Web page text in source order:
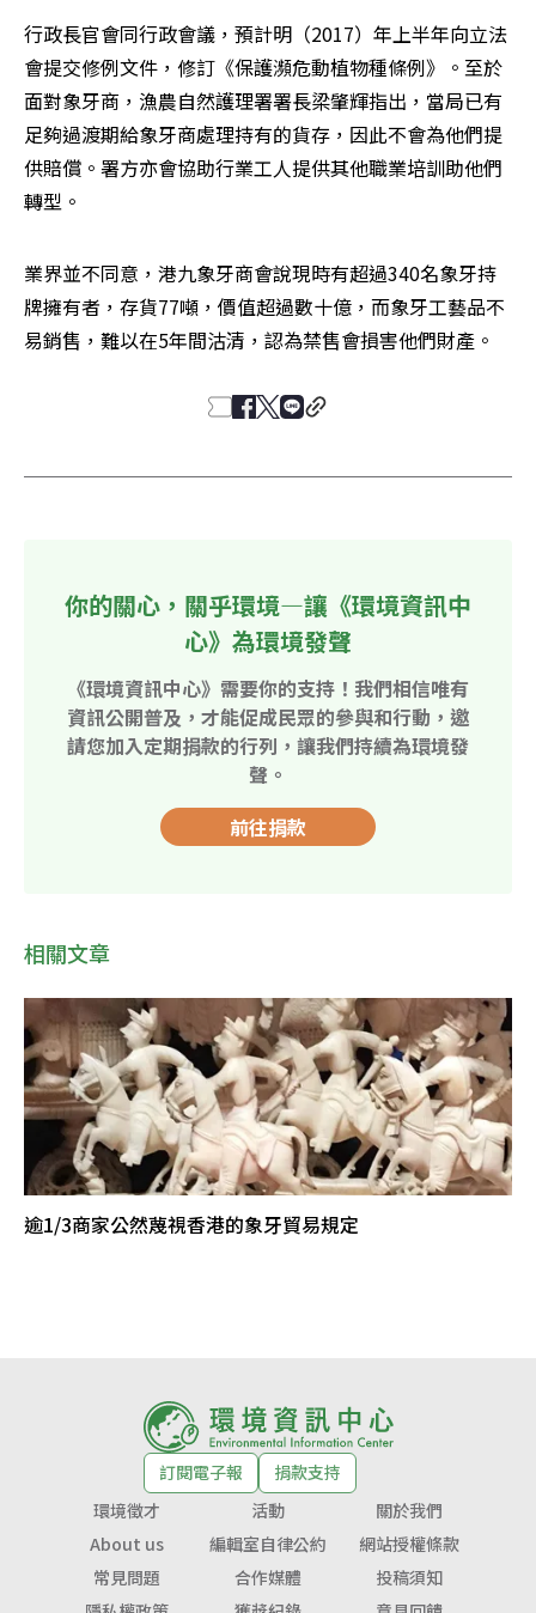
行政長官會同行政會議，預計明（2017）年上半年向立法
會提交修例文件，修訂《保護瀕危動植物種條例》。至於
面對象牙商，漁農自然護理署署長梁肇輝指出，當局已有
足夠過渡期給象牙商處理持有的貨存，因此不會為他們提
供賠償。署方亦會協助行業工人提供其他職業培訓助他們
轉型。
業界並不同意，港九象牙商會說現時有超過340名象牙持
牌擁有者，存貨77噸，價值超過數十億，而象牙工藝品不
易銷售，難以在5年間沽清，認為禁售會損害他們財產。
你的關心，關乎環境—讓《環境資訊中
心》為環境發聲
《環境資訊中心》需要你的支持！我們相信唯有
資訊公開普及，才能促成民眾的參與和行動，邀
請您加入定期捐款的行列，讓我們持續為環境發
聲。
前往捐款
相關文章
逾1/3商家公然蔑視香港的象牙貿易規定
訂閱電子報
捐款支持
環境徵才
活動
關於我們
About us
編輯室自律公約
網站授權條款
常見問題
合作媒體
投稿須知